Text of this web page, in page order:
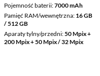
Pojemność baterii 7000 mAh
Pamięć RAM/wewnętrzna 16 GB
/ 512 GB
Aparaty tylny/przedni 50 Mpix +
200 Mpix + 50 Mpix / 32 Mpix